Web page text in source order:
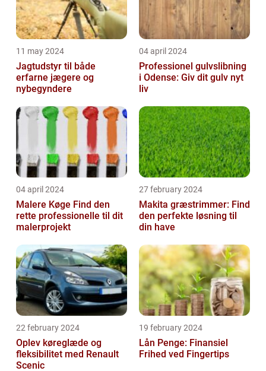
11 may 2024
Jagtudstyr til både
erfarne jægere og
nybegyndere
04 april 2024
Professionel gulvslibning
i Odense: Giv dit gulv nyt
liv
04 april 2024
Malere Køge Find den
rette professionelle til dit
malerprojekt
27 february 2024
Makita græstrimmer: Find
den perfekte løsning til
din have
22 february 2024
Oplev køreglæde og
fleksibilitet med Renault
Scenic
19 february 2024
Lån Penge: Finansiel
Frihed ved Fingertips